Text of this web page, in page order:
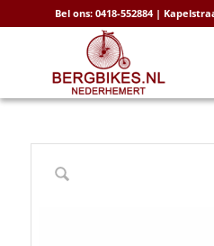
Bel ons: 0418-552884 |